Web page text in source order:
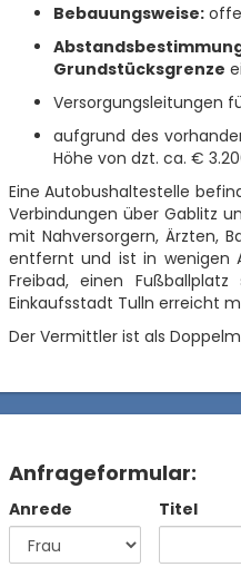
Bebauungsweise:
Grundstücksgrenze
Versorgungsleitungen
aufgrund des
Höhe von dzt. ca. €
Eine Autobushaltestelle
Verbindungen über Gablitz
mit Nahversorgern, Ärzten,
entfernt und ist in wenigen
Freibad, einen
Einkaufsstadt Tulln erreicht
Der Vermittler ist als
Anfrageformular:
Anrede Titel